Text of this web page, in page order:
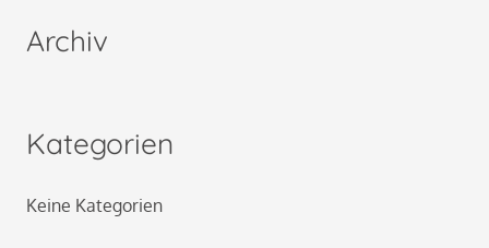
a
:
Archiv
Kategorien
Keine Kategorien